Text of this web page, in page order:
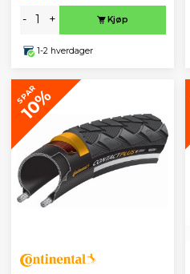
- + Kjøp
1-2 hverdager
SPAR
10%